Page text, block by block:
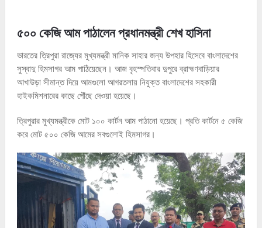
৫০০ কেজি আম পাঠালেন প্রধানমন্ত্রী শেখ হাসিনা
ভারতের ত্রিপুরা রাজ্যের মুখ্যমন্ত্রী মানিক সাহার জন্য উপহার হিসেবে বাংলাদেশের
সুস্বাদু হিমসাগর আম পাঠিয়েছেন। আজ বৃহস্পতিবার দুপুরে ব্রাহ্মণবাড়িয়ার
আখাউড়া সীমান্ত দিয়ে আমগুলো আগরতলায় নিযুক্ত বাংলাদেশের সহকারী
হাইকমিশনারের কাছে পৌঁছে দেওয়া হয়েছে।
ত্রিপুরার মুখ্যমন্ত্রীকে মোট ১০০ কার্টন আম পাঠানো হয়েছে। প্রতি কার্টনে ৫ কেজি
করে মোট ৫০০ কেজি আমের সবগুলোই হিমসাগর।